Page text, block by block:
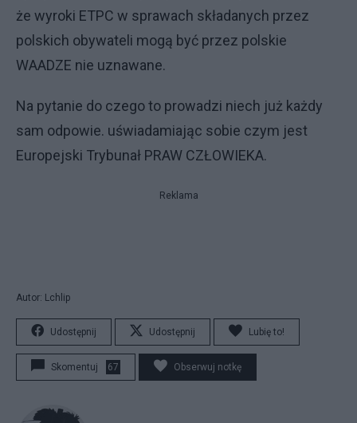
że wyroki ETPC w sprawach składanych przez
polskich obywateli mogą być przez polskie
WAADZE nie uznawane.
Na pytanie do czego to prowadzi niech już każdy
sam odpowie. uświadamiając sobie czym jest
Europejski Trybunał PRAW CZŁOWIEKA.
Reklama
Autor: Lchlip
Udostępnij Udostępnij Lubię to!
Skomentuj 67 Obserwuj notkę